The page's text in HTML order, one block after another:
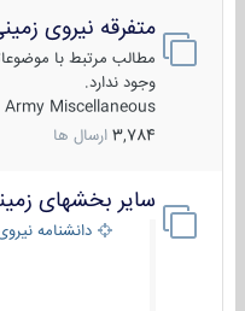
متفرقه نیروی زمینی
مطالب مرتبط با
وجود ندارد.
Army Miscellaneous
3,784 ارسال ها
سایر بخشهای
دانشنامه نیروی